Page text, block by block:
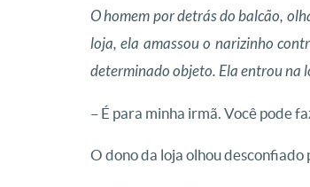
O homem por detrás do balcão,
loja, ela amassou o narizinho
determinado objeto. Ela entrou na
– É para minha irmã. Você pode
O dono da loja olhou